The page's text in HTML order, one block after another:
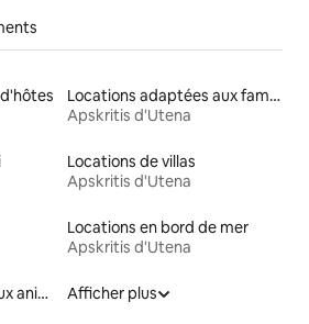
Locations adaptées aux familles
Apskritis d'Utena
Locations de villas
Apskritis d'Utena
Locations en bord de mer
Apskritis d'Utena
Locations adaptées aux animaux
Afficher plus